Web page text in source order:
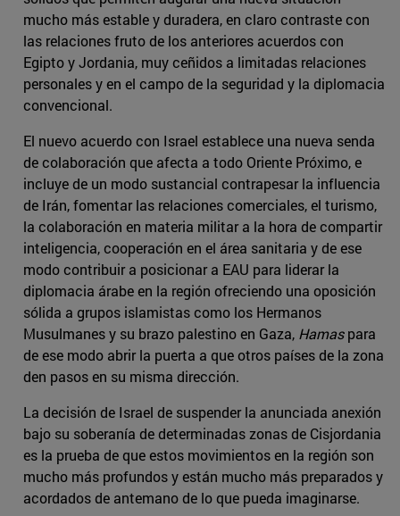
mucho más estable y duradera, en claro contraste con
las relaciones fruto de los anteriores acuerdos con
Egipto y Jordania, muy ceñidos a limitadas relaciones
personales y en el campo de la seguridad y la diplomacia
convencional.
El nuevo acuerdo con Israel establece una nueva senda
de colaboración que afecta a todo Oriente Próximo, e
incluye de un modo sustancial contrapesar la influencia
de Irán, fomentar las relaciones comerciales, el turismo,
la colaboración en materia militar a la hora de compartir
inteligencia, cooperación en el área sanitaria y de ese
modo contribuir a posicionar a EAU para liderar la
diplomacia árabe en la región ofreciendo una oposición
sólida a grupos islamistas como los Hermanos
Musulmanes y su brazo palestino en Gaza, Hamaspara
de ese modo abrir la puerta a que otros países de la zona
den pasos en su misma dirección.
La decisión de Israel de suspender la anunciada anexión
bajo su soberanía de determinadas zonas de Cisjordania
es la prueba de que estos movimientos en la región son
mucho más profundos y están mucho más preparados y
acordados de antemano de lo que pueda imaginarse.